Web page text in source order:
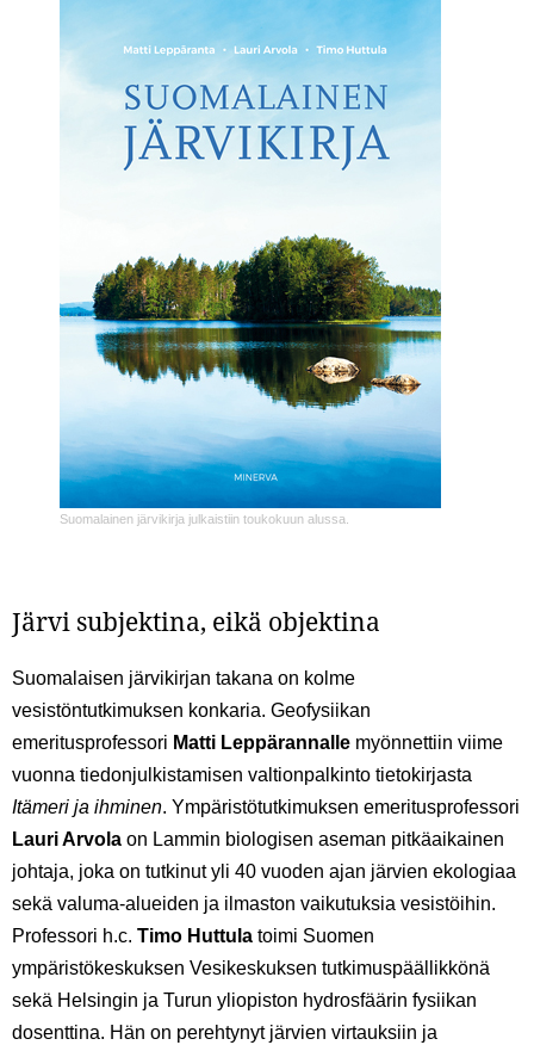
Suomalainen järvikirja julkaistiin toukokuun alussa.
Järvi subjektina, eikä objektina
Suomalaisen järvikirjan takana on kolme
vesistöntutkimuksen konkaria. Geofysiikan
emeritusprofessori Matti Leppärannalle myönnettiin viime
vuonna tiedonjulkistamisen valtionpalkinto tietokirjasta
Itämeri ja ihminen. Ympäristötutkimuksen emeritusprofessori
Lauri Arvola on Lammin biologisen aseman pitkäaikainen
johtaja, joka on tutkinut yli 40 vuoden ajan järvien ekologiaa
sekä valuma-alueiden ja ilmaston vaikutuksia vesistöihin.
Professori h.c. Timo Huttula toimi Suomen
ympäristökeskuksen Vesikeskuksen tutkimuspäällikkönä
sekä Helsingin ja Turun yliopiston hydrosfäärin fysiikan
dosenttina. Hän on perehtynyt järvien virtauksiin ja